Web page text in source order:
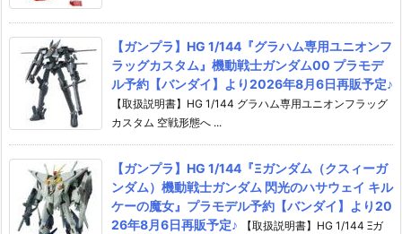
【ガンプラ】HG 1/144『グラハム専用ユニオンフ
ラッグカスタム』機動戦士ガンダム00 プラモデ
ル予約【バンダイ】より2026年8月6日再販予定♪
【取扱説明書】HG 1/144 グラハム専用ユニオンフラッグ
カスタム 空戦形態へ ...
【ガンプラ】HG 1/144『Ξガンダム（クスィーガ
ンダム）機動戦士ガンダム 閃光のハサウェイ キル
ケーの魔女』プラモデル予約【バンダイ】より20
26年8月6日再販予定♪
【取扱説明書】HG 1/144 Ξガ